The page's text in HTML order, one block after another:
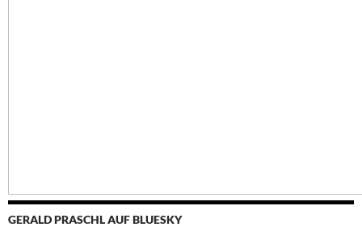
GERALD PRASCHL AUF BLUESKY